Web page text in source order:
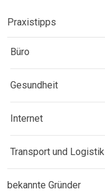
Praxistipps
Büro
Gesundheit
Internet
Transport und Logistik
bekannte Gründer